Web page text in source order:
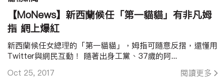
【MoNews】新西蘭候任「第一貓貓」有非凡姆
指 網上爆紅
Oct 25, 2017 閱讀更多
新西蘭候任女總理的「第一貓貓」，姆指可隨意反摺，還懂用
Twitter與網民互動！ 隨著出身工黨、37歲的阿...